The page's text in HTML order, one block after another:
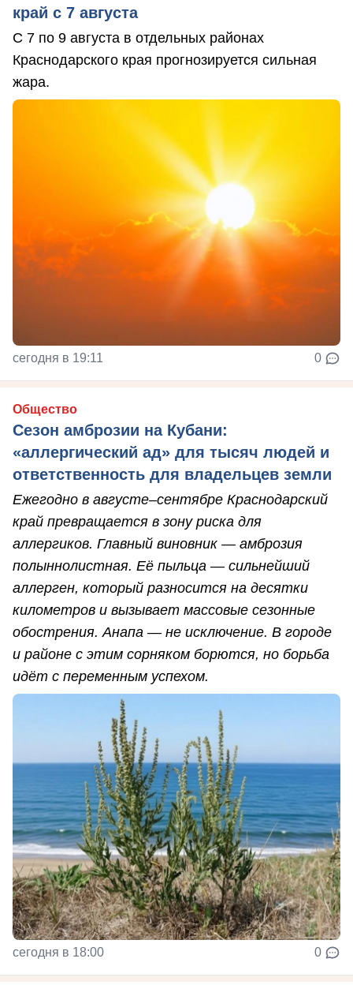
край с 7 августа
С 7 по 9 августа в отдельных районах
Краснодарского края прогнозируется сильная
жара.
сегодня в 19:11 0
Общество
Сезон амброзии на Кубани:
«аллергический ад» для тысяч людей и
ответственность для владельцев земли
Ежегодно в августе–сентябре Краснодарский
край превращается в зону риска для
аллергиков. Главный виновник — амброзия
полыннолистная. Её пыльца — сильнейший
аллерген, который разносится на десятки
километров и вызывает массовые сезонные
обострения. Анапа — не исключение. В городе
и районе с этим сорняком борются, но борьба
идёт с переменным успехом.
сегодня в 18:00 0